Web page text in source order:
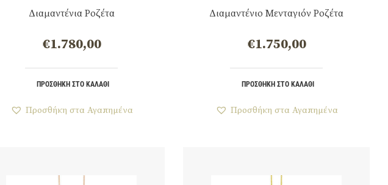
Διαμαντένια Ροζέτα
€1.780,00
ΠΡΟΣΘΉΚΗ ΣΤΟ ΚΑΛΆΘΙ
Προσθήκη στα Αγαπημένα
Διαμαντένιο Μενταγιόν Ροζέτα
€1.750,00
ΠΡΟΣΘΉΚΗ ΣΤΟ ΚΑΛΆΘΙ
Προσθήκη στα Αγαπημένα